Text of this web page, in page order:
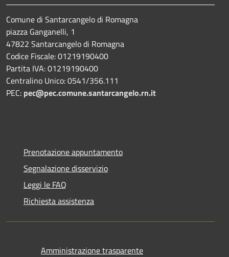
Comune di Santarcangelo di Romagna
piazza Ganganelli, 1
47822 Santarcangelo di Romagna
Codice Fiscale: 01219190400
Partita IVA: 01219190400
Centralino Unico: 0541/356.111
PEC: pec@pec.comune.santarcangelo.rn.it
Prenotazione appuntamento
Segnalazione disservizio
Leggi le FAQ
Richiesta assistenza
Amministrazione trasparente